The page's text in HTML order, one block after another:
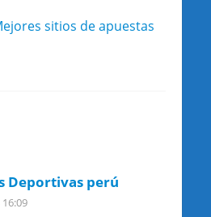
sitios de apuestas
Deportivas perú